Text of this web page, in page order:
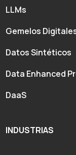
LLMs
Gemelos
Datos Sintéticos
Data Enhanced
DaaS
INDUSTRIAS